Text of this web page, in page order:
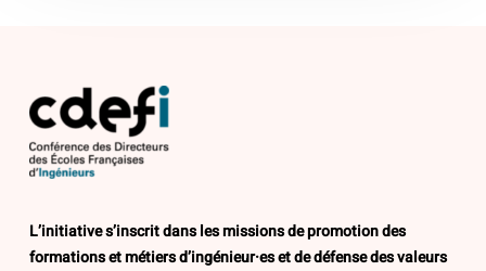
L’initiative s’inscrit dans les missions de promotion des
formations et métiers d’ingénieur·es et de défense des valeurs